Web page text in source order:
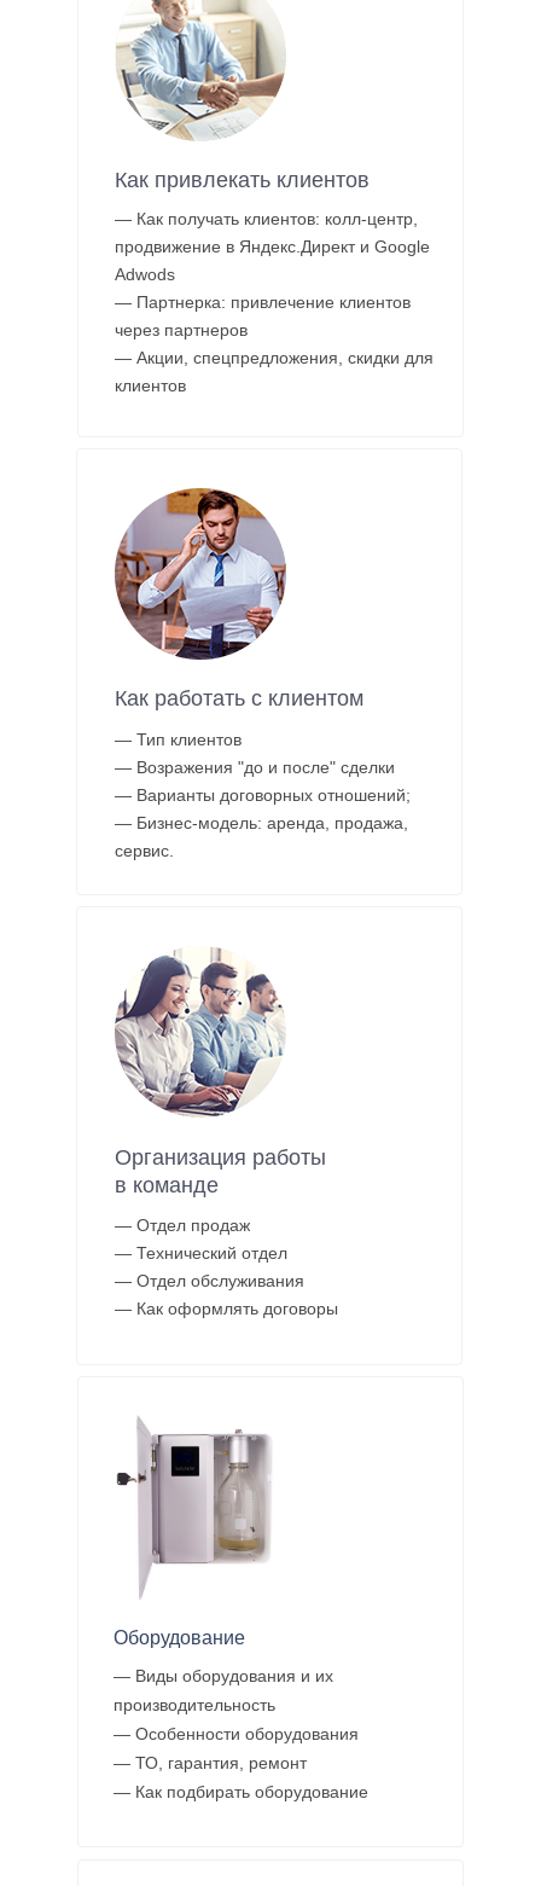
Как привлекать клиентов
— Как получать клиентов: колл-центр,
продвижение в Яндекс.Директ и Google
Adwods
— Партнерка: привлечение клиентов
через партнеров
— Акции, спецпредложения, скидки для
клиентов
Как работать с клиентом
— Тип клиентов
— Возражения "до и после" сделки
— Варианты договорных отношений;
— Бизнес-модель: аренда, продажа,
сервис.
— Отдел продаж
— Технический отдел
— Отдел обслуживания
— Как оформлять договоры
Организация работы
в команде
Оборудование
— Виды оборудования и их
производительность
— Особенности оборудования
— ТО, гарантия, ремонт
— Как подбирать оборудование